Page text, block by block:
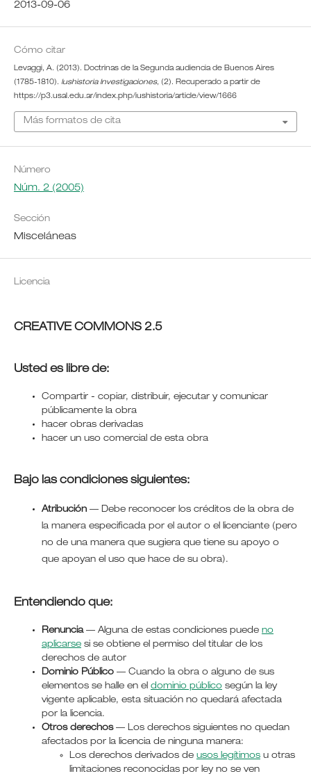
2013-09-06
Cómo citar
Levaggi, A. (2013). Doctrinas de la Segunda audiencia de Buenos Aires
(1785-1810). Iushistoria Investigaciones, (2). Recuperado a partir de
https://p3.usal.edu.ar/index.php/iushistoria/article/view/1666
Más formatos de cita
Número
Núm. 2 (2005)
Sección
Misceláneas
Licencia
CREATIVE COMMONS 2.5
Usted es libre de:
Compartir - copiar, distribuir, ejecutar y comunicar
públicamente la obra
hacer obras derivadas
hacer un uso comercial de esta obra
Bajo las condiciones siguientes:
Atribución— Debe reconocer los créditos de la obra de
la manera especificada por el autor o el licenciante (pero
no de una manera que sugiera que tiene su apoyo o
que apoyan el uso que hace de su obra).
Entendiendo que:
Renuncia— Alguna de estas condiciones puede no
aplicarsesi se obtiene el permiso del titular de los
derechos de autor
Dominio Público— Cuando la obra o alguno de sus
elementos se halle en el dominio públicosegún la ley
vigente aplicable, esta situación no quedará afectada
por la licencia.
Otros derechos— Los derechos siguientes no quedan
afectados por la licencia de ninguna manera:
Los derechos derivados de usos legítimosu otras
limitaciones reconocidas por ley no se ven